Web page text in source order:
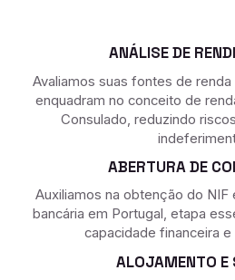
ANÁLISE DE
Avaliamos suas fontes de
enquadram no conceito de
Consulado, reduzindo
ABERTURA DE
Auxiliamos na obtenção do NIF
bancária em Portugal, etapa
capacidade financeira
ALOJAMENTO E